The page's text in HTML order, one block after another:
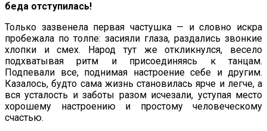
беда отступилась!
Только зазвенела первая частушка — и словно искра
пробежала по толпе: засияли глаза, раздались звонкие
хлопки и смех. Народ тут же откликнулся, весело
подхватывая ритм и присоединяясь к танцам.
Подпевали все, поднимая настроение себе и другим.
Казалось, будто сама жизнь становилась ярче и легче, а
вся усталость и заботы разом исчезали, уступая место
хорошему настроению и простому человеческому
счастью.